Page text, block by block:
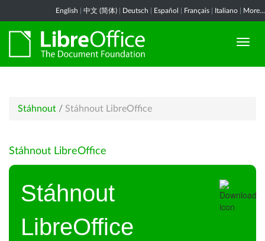
English 中文 (简体) Deutsch Español Français Italiano More...
Stáhnout / Stáhnout LibreOffice
Stáhnout LibreOffice
Stáhnout
LibreOffice